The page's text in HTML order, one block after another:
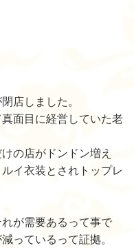
店しました。
面目に経営していた老
の店がドンドン増え
イ衣装とされトップレ
が需要あるって事で
っているって証拠。